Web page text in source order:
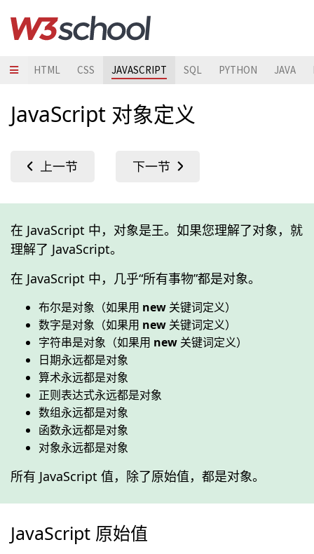
HTML CSS JAVASCRIPT SQL PYTHON JAVA
JavaScript 对象定义
在 JavaScript 中，对象是王。如果您理解了对象，就
理解了 JavaScript。
在 JavaScript 中，几乎“所有事物”都是对象。
布尔是对象（如果用 new 关键词定义）
数字是对象（如果用 new 关键词定义）
字符串是对象（如果用 new 关键词定义）
日期永远都是对象
算术永远都是对象
正则表达式永远都是对象
数组永远都是对象
函数永远都是对象
对象永远都是对象
所有 JavaScript 值，除了原始值，都是对象。
JavaScript 原始值